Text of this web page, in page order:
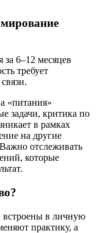
6–12 месяцев
требует
«питания»
задачи, критика по
в рамках
на другие
отслеживать
которые
встроены в личную
практику, а